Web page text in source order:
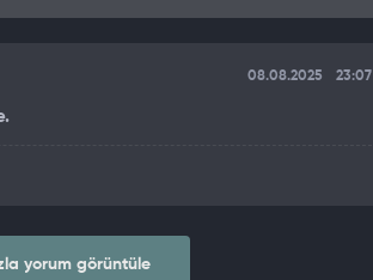
08.08.2025 23:07
yorum görüntüle